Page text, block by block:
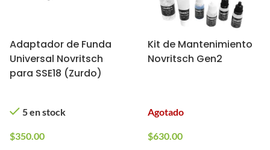
Adaptador de Funda
Universal Novritsch
para SSE18 (Zurdo)
5 en stock
$350.00
Kit de Mantenimiento
Novritsch Gen2
Agotado
$630.00